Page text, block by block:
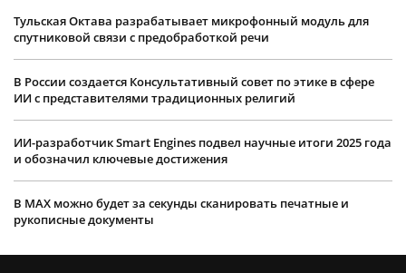
Тульская Октава разрабатывает микрофонный модуль для
спутниковой связи с предобработкой речи
В России создается Консультативный совет по этике в сфере
ИИ с представителями традиционных религий
ИИ-разработчик Smart Engines подвел научные итоги 2025 года
и обозначил ключевые достижения
В MAX можно будет за секунды сканировать печатные и
рукописные документы